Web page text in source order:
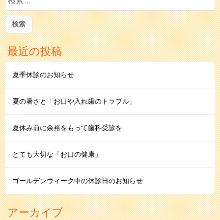
索
:
最近の投稿
夏季休診のお知らせ
夏の暑さと「お口や入れ歯のトラブル」
夏休み前に余裕をもって歯科受診を
とても大切な「お口の健康」
ゴールデンウィーク中の休診日のお知らせ
アーカイブ